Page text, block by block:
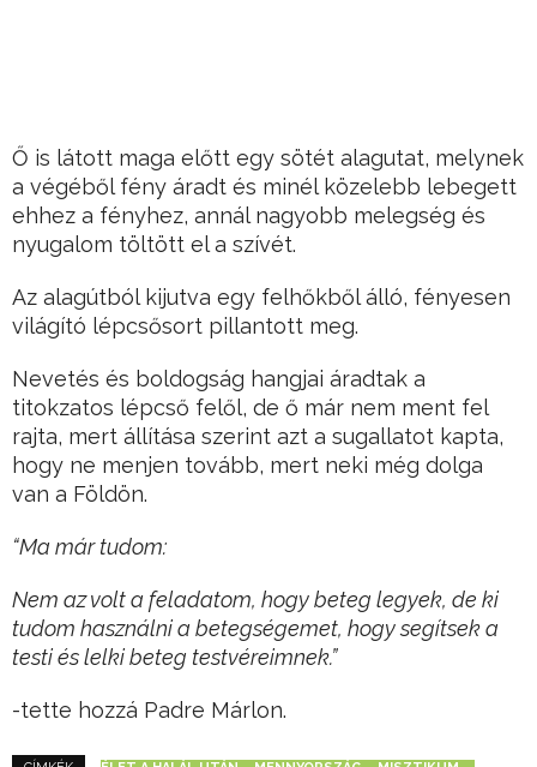
Ő is látott maga előtt egy sötét alagutat, melynek
a végéből fény áradt és minél közelebb lebegett
ehhez a fényhez, annál nagyobb melegség és
nyugalom töltött el a szívét.
Az alagútból kijutva egy felhőkből álló, fényesen
világító lépcsősort pillantott meg.
Nevetés és boldogság hangjai áradtak a
titokzatos lépcső felől, de ő már nem ment fel
rajta, mert állítása szerint azt a sugallatot kapta,
hogy ne menjen tovább, mert neki még dolga
van a Földön.
“Ma már tudom:
Nem az volt a feladatom, hogy beteg legyek, de ki
tudom használni a betegségemet, hogy segítsek a
testi és lelki beteg testvéreimnek.”
-tette hozzá Padre Márlon.